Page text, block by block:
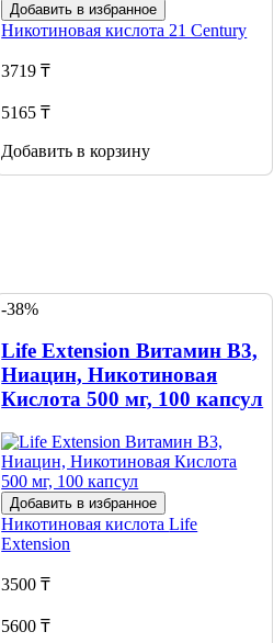
Добавить в избранное
Никотиновая кислота 21 Century
3719 ₸
5165 ₸
Добавить в корзину
-38%
Life Extension Витамин В3,
Ниацин, Никотиновая
Кислота 500 мг, 100 капсул
Добавить в избранное
Никотиновая кислотаLife
Extension
3500 ₸
5600 ₸